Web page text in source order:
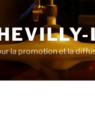
la promotion et la